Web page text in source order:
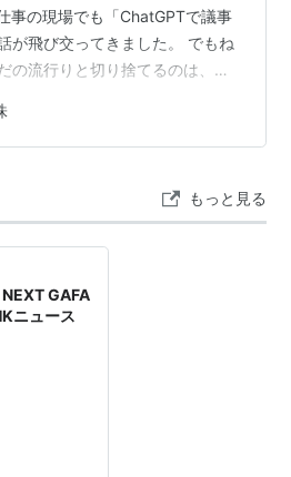
事の現場でも「ChatGPTで議事
が飛び交ってきました。 でもね
流行りと切り捨てるのは、あ
の頃の“インターネット”と、今
てください。1990年代後半、誰
がいました。 Google。
。 今では“GAFA…
もっと見る
GAFA
ニュース